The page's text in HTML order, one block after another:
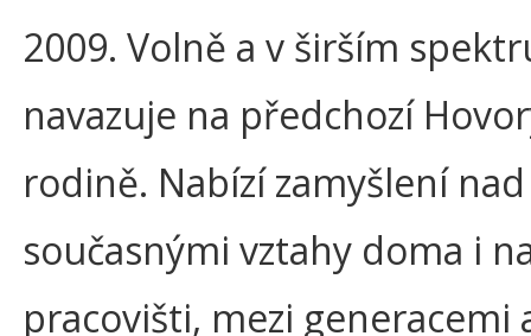
2009. Volně a v širším
navazuje na předchozí
rodině. Nabízí zamyšlení nad
současnými vztahy doma i
pracovišti, mezi generacemi